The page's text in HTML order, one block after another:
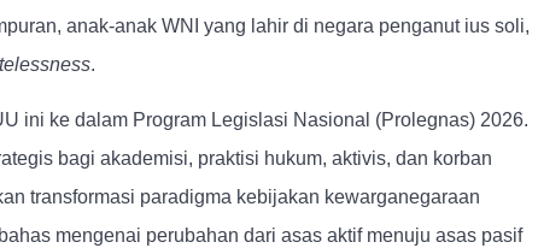
anak-anak WNI yang lahir di negara penganut ius soli,
.
ini ke dalam Program Legislasi Nasional (Prolegnas) 2026.
bagi akademisi, praktisi hukum, aktivis, dan korban
transformasi paradigma kebijakan kewarganegaraan
mengenai perubahan dari asas aktifmenuju asas pasif